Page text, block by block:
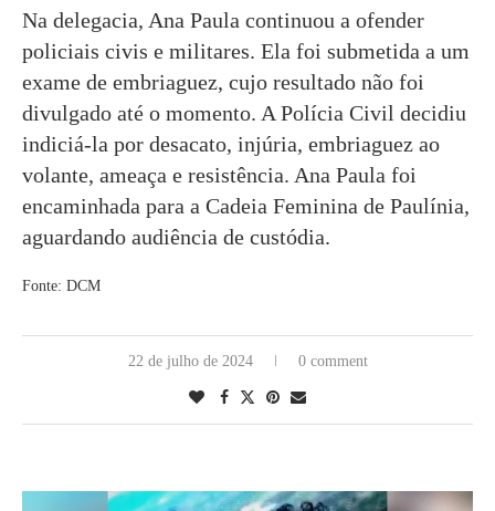
Na delegacia, Ana Paula continuou a ofender
policiais civis e militares. Ela foi submetida a um
exame de embriaguez, cujo resultado não foi
divulgado até o momento. A Polícia Civil decidiu
indiciá-la por desacato, injúria, embriaguez ao
volante, ameaça e resistência. Ana Paula foi
encaminhada para a Cadeia Feminina de Paulínia,
aguardando audiência de custódia.
Fonte: DCM
22 de julho de 2024 0 comment